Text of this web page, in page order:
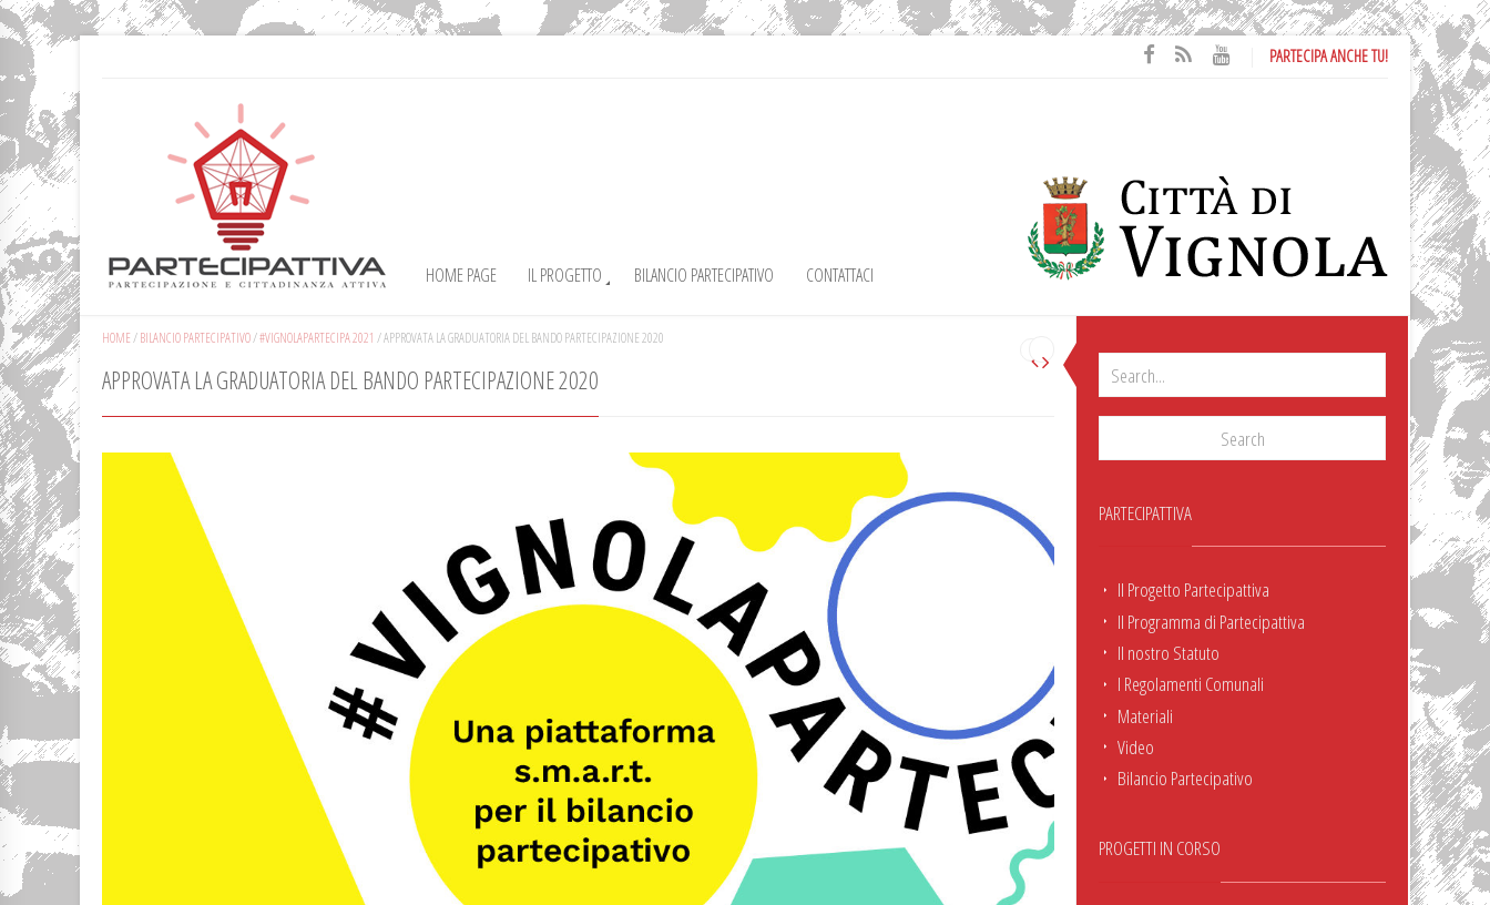
PARTECIPA ANCHE TU!
HOME PAGE IL PROGETTO BILANCIO PARTECIPATIVO CONTATTACI
PARTECIPATTIVA
Il Progetto Partecipattiva
Il Programma di Partecipattiva
Il nostro Statuto
I Regolamenti Comunali
Materiali
Video
Bilancio Partecipativo
PROGETTI IN CORSO
HOME/BILANCIO PARTECIPATIVO/#VIGNOLAPARTECIPA 2021 /APPROVATA LA GRADUATORIA DEL BANDO PARTECIPAZIONE 2020
APPROVATA LA GRADUATORIA DEL BANDO PARTECIPAZIONE 2020